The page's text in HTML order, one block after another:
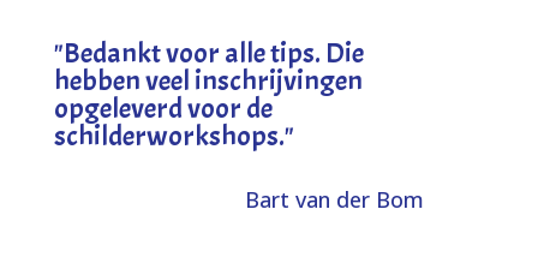
"Bedankt voor alle tips. Die
hebben veel inschrijvingen
opgeleverd voor de
schilderworkshops."
Bart van der Bom